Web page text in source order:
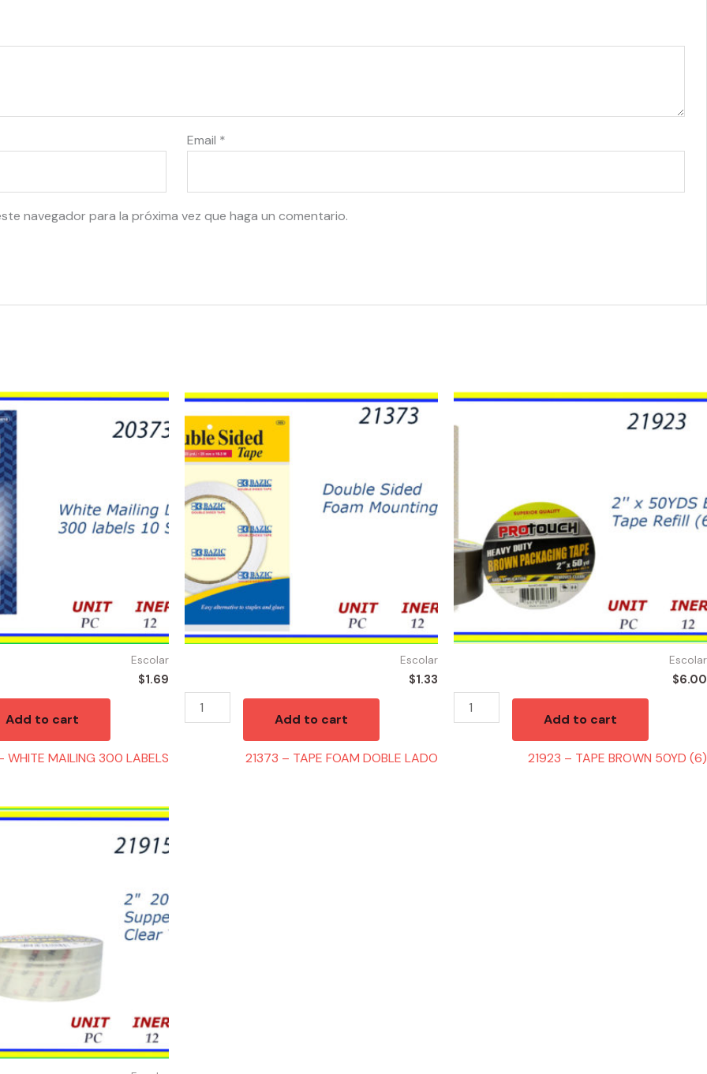
Email *
navegador para la próxima vez que haga un comentario.
Escolar
$1.69
Add to cart
MAILING 300 LABELS
Escolar
$1.33
21373
-
TAPE
FOAM
DOBLE
LADO
Add to cart
21373 – TAPE FOAM DOBLE LADO
Escolar
$6.00
21923
-
quantity
Add to cart
21923 – TAPE BROWN 50YD (6)